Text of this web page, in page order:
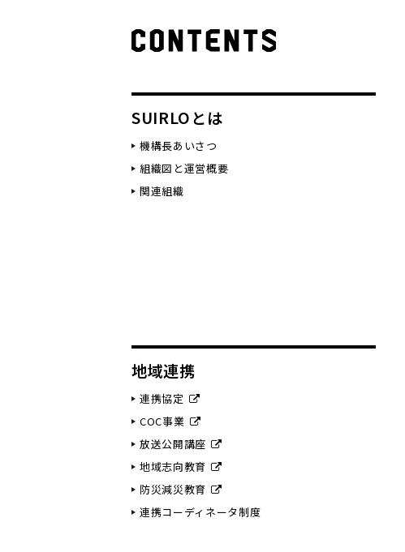
SUIRLOとは
機構長あいさつ
組織図と運営概要
関連組織
地域連携
連携協定
COC事業
放送公開講座
地域志向教育
防災減災教育
連携コーディネータ制度